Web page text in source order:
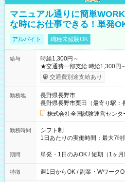
マニュアル通りに簡単
な時にお仕事できる！単発
アルバイト 職種未経験OK
給与
時給1,300円～
★交通費一部支給 時給1,300円～ ※試験・役割により手当あり
※勤務回数により昇給あり 【
り！】 希望される場合、勤務
例】 ・河合塾模擬試験 8:30～
×8時間＝日収10,400円＋交通
円の場合あり ・国家試験 7:00
円（役割手当＋100円）×6時間＝日
間】試用期間なし
交通費別途支給あり
勤務地
長野県長野市
長野県長野市栗田（最寄り駅：
株式会社全国試験運営センタ
勤務時間
シフト制
1日あたりの実働時間：最大7
間は 試験により異なります。
期間 単発・1日のみOK / 短期（1ヶ月
特徴 週1日からOK / 副業・Wワーク